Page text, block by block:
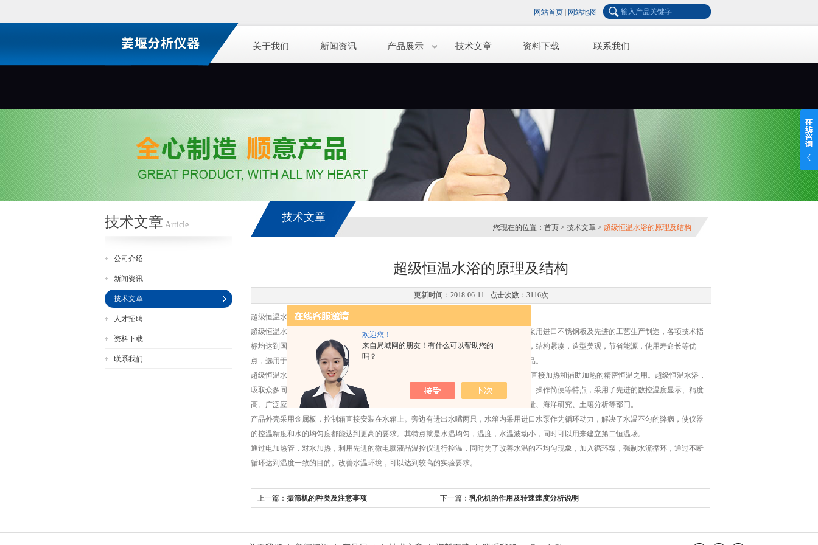
欢迎您！
来自局域网的朋友！有什么可以帮助您的
吗？
网站首页 网站地图
关于我们 新闻资讯 产品展示 技术文章 资料下载 联系我们
技术文章 Article
公司介绍
新闻资讯
技术文章
人才招聘
资料下载
联系我们
技术文章
您现在的位置： 首页 > 技术文章 > 超级恒温水浴的原理及结构
超级恒温水浴的原理及结构
更新时间：2018-06-11 点击次数：3116次
超级恒温水浴的原理及结构
超级恒温水浴是在601基础上改进而来，带有*的液晶温控仪，具有更高的温控性，内胆采用进口不锈钢板及先进的工艺生产制造，各项技术指
标均达到国家标准，是超级恒温水浴的更新换代产品。它具有控温精度高，抗腐蚀性强，结构紧凑，造型美观，节省能源，使用寿命长等优
点，选用于生物，物理、植物、化工、医疗、环保等实验科学领域或辅助加热的精密产品。
超级恒温水浴(以后简称恒温水浴）适用于生物、化学、物理、植物、化工等科学研究上直接加热和辅助加热的精密恒温之用。超级恒温水浴，
吸取众多同类产品的优点，具有噪音小、连续工作、水流循环温度均匀、性能稳定可靠、操作简便等特点，采用了先进的数控温度显示、精度
高。广泛应用于化工分析、医药卫生、生物培养、科研教学、环保、地质普查、精密计量、海洋研究、土壤分析等部门。
产品外壳采用金属板，控制箱直接安装在水箱上。旁边有进出水嘴两只，水箱内采用进口水泵作为循环动力，解决了水温不匀的弊病，使仪器
的控温精度和水的均匀度都能达到更高的要求。其特点就是水温均匀，温度，水温波动小，同时可以用来建立第二恒温场。
通过电加热管，对水加热，利用先进的微电脑液晶温控仪进行控温，同时为了改善水温的不均匀现象，加入循环泵，强制水流循环，通过不断
循环达到温度一致的目的。改善水温环境，可以达到较高的实验要求。
上一篇： 振筛机的种类及注意事项 下一篇： 乳化机的作用及转速速度分析说明